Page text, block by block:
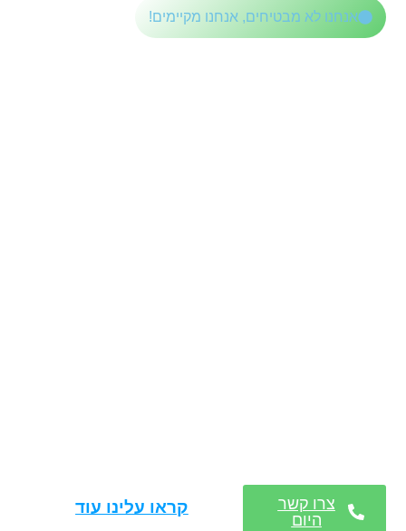
לתוכן אנחנו לא מבטיחים, אנחנו מקיימים!
צרו קשר
היום
קראו עלינו עוד